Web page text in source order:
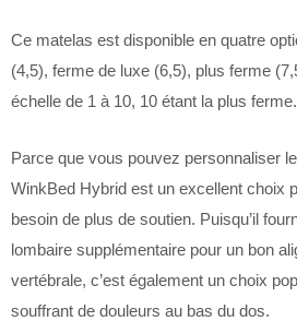
Ce matelas est disponible en quatre
(4,5), ferme de luxe (6,5), plus ferme
échelle de 1 à 10, 10 étant la plus ferme.
Parce que vous pouvez personnaliser
WinkBed Hybrid est un excellent choix
besoin de plus de soutien. Puisqu’il
lombaire supplémentaire pour un bon
vertébrale, c’est également un choix
souffrant de douleurs au bas du dos.